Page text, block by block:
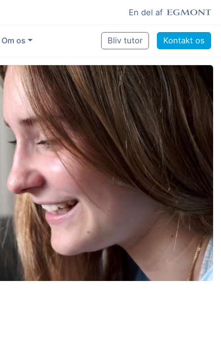
En del af
Om os
Vores eksperter
Sikring af kvalitet
Pædagogisk grundlag
Skoler og kommuner
Job som lektiehjælper
Job som erfaren underviser
Bliv tutor Kontakt os